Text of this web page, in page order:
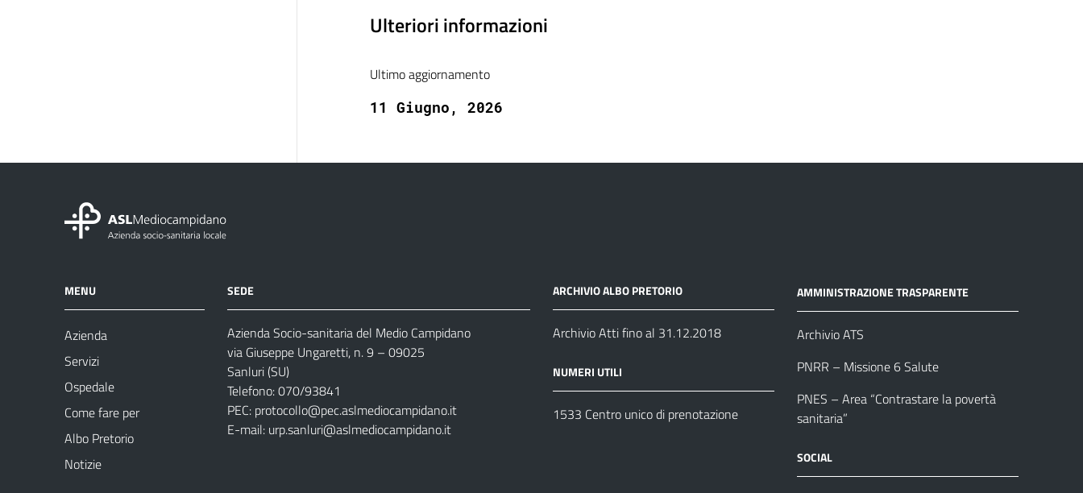
Ulteriori informazioni
Ultimo aggiornamento
11 Giugno, 2026
MENU
Azienda
Servizi
Ospedale
Come fare per
Albo Pretorio
Notizie
SEDE
Azienda Socio-sanitaria del Medio Campidano
via Giuseppe Ungaretti, n. 9 – 09025
Sanluri (SU)
Telefono: 070/93841
PEC: protocollo@pec.aslmediocampidano.it
E-mail: urp.sanluri@aslmediocampidano.it
ARCHIVIO ALBO PRETORIO
Archivio Atti fino al 31.12.2018
NUMERI UTILI
1533 Centro unico di prenotazione
AMMINISTRAZIONE TRASPARENTE
Archivio ATS
PNRR – Missione 6 Salute
PNES – Area “Contrastare la povertà
sanitaria”
SOCIAL